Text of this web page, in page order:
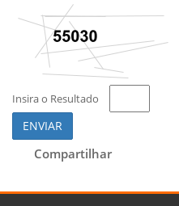
Insira o Resultado
ENVIAR
Compartilhar